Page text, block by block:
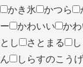
かき氷
かつら
ー
かわいい かわ
とし
さとまる
ん
しらすのこうげ